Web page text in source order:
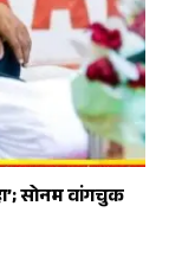
सोनम वांगचुक